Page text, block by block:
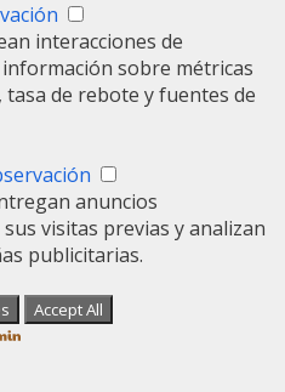
interacciones de
sobre métricas
de rebote y fuentes de
anuncios
visitas previas y analizan
publicitarias.
Accept All